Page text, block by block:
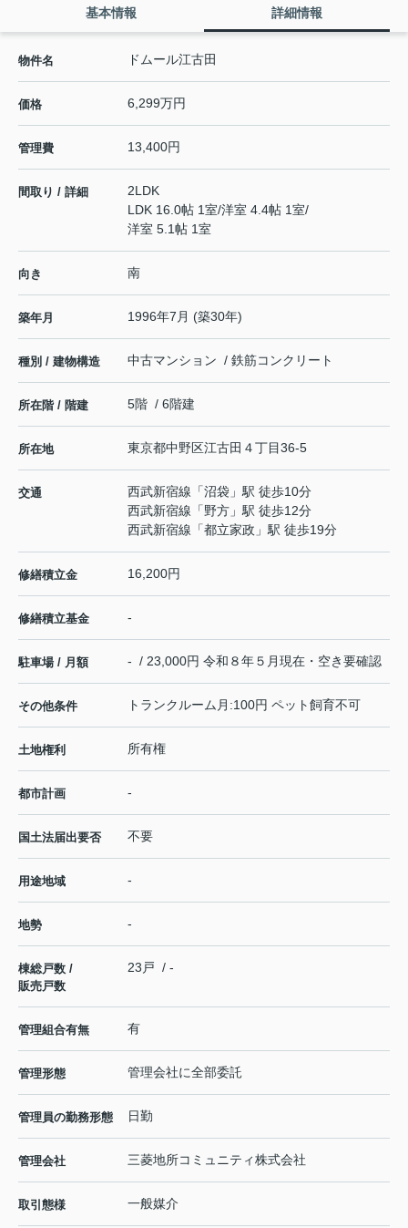
基本情報 詳細情報
物件名 ドムール江古田
価格 6,299万円
管理費 13,400円
間取り / 詳細
2LDK
LDK 16.0帖 1室/洋室 4.4帖 1室/
洋室 5.1帖 1室
向き 南
築年月 1996年7月 (築30年)
種別 / 建物構造 中古マンション / 鉄筋コンクリート
所在階 / 階建 5階 / 6階建
所在地 東京都中野区江古田 ４丁目36-5
交通 西武新宿線 「沼袋 」駅 徒歩10分
西武新宿線 「野方 」駅 徒歩12分
西武新宿線 「都立家政 」駅 徒歩19分
修繕積立金 16,200円
修繕積立基金 -
駐車場 / 月額 - / 23,000円 令和８年５月現在・空き要確認
その他条件 トランクルーム月:100円 ペット飼育不可
土地権利 所有権
都市計画 -
国土法届出要否 不要
用途地域 -
地勢 -
棟総戸数 /
販売戸数
23戸 / -
管理組合有無 有
管理形態 管理会社に全部委託
管理員の勤務形態 日勤
管理会社 三菱地所コミュニティ株式会社
取引態様 一般媒介